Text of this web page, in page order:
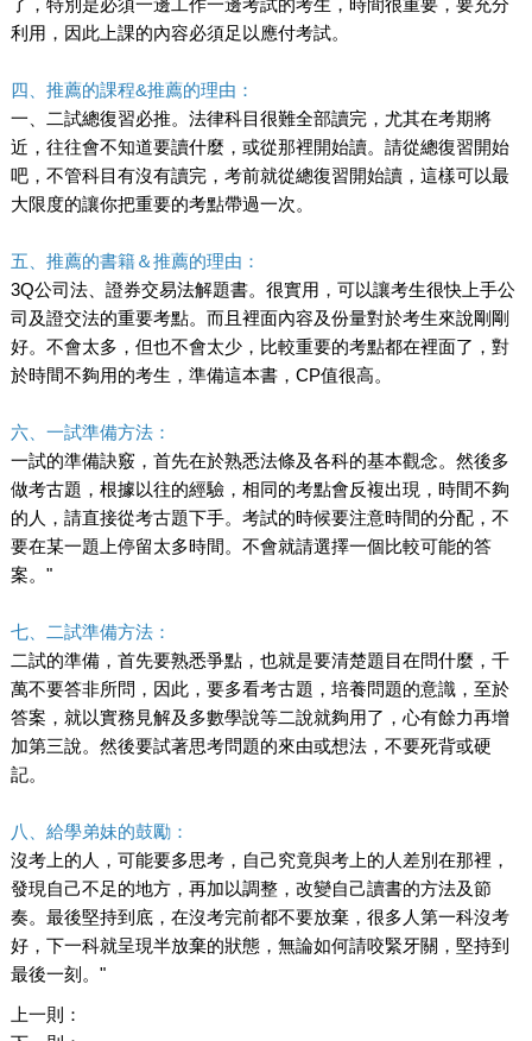
利用，因此上課的內容必須足以應付考試。
四、推薦的課程&推薦的理由：
一、二試總復習必推。法律科目很難全部讀完，尤其在考期將
近，往往會不知道要讀什麼，或從那裡開始讀。請從總復習開始
吧，不管科目有沒有讀完，考前就從總復習開始讀，這樣可以最
大限度的讓你把重要的考點帶過一次。
五、推薦的書籍＆推薦的理由：
3Q公司法、證券交易法解題書。很實用，可以讓考生很快上手公
司及證交法的重要考點。而且裡面內容及份量對於考生來說剛剛
好。不會太多，但也不會太少，比較重要的考點都在裡面了，對
於時間不夠用的考生，準備這本書，CP值很高。
六、一試準備方法：
一試的準備訣竅，首先在於熟悉法條及各科的基本觀念。然後多
做考古題，根據以往的經驗，相同的考點會反複出現，時間不夠
的人，請直接從考古題下手。考試的時候要注意時間的分配，不
要在某一題上停留太多時間。不會就請選擇一個比較可能的答
案。"
七、二試準備方法：
二試的準備，首先要熟悉爭點，也就是要清楚題目在問什麼，千
萬不要答非所問，因此，要多看考古題，培養問題的意識，至於
答案，就以實務見解及多數學說等二說就夠用了，心有餘力再增
加第三說。然後要試著思考問題的來由或想法，不要死背或硬
記。
八、給學弟妹的鼓勵：
沒考上的人，可能要多思考，自己究竟與考上的人差別在那裡，
發現自己不足的地方，再加以調整，改變自己讀書的方法及節
奏。最後堅持到底，在沒考完前都不要放棄，很多人第一科沒考
好，下一科就呈現半放棄的狀態，無論如何請咬緊牙關，堅持到
最後一刻。"
上一則：